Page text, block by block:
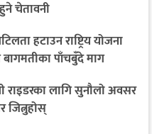
चेतावनी
हटाउन राष्ट्रिय योजना
पाँचबुँदे माग
राइडरका लागि सुनौलो अवसर